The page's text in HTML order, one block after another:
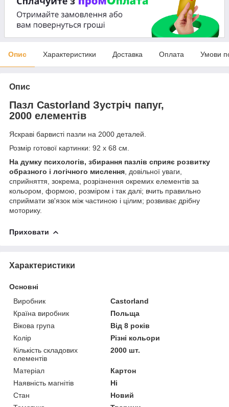
Опис Характеристики Доставка Оплата Умови
Опис
Пазл Castorland Зустріч папуг,
2000 елементів
Яскраві барвисті пазли на 2000 деталей.
Розмір готової картинки: 92 х 68 см.
На думку психологів, збирання пазлів сприяє розвитку
образного і логічного мислення , довільної уваги,
сприйняття, зокрема, розрізнення окремих елементів за
кольором, формою, розміром і так далі; вчить правильно
сприймати зв'язок між частиною і цілим; розвиває дрібну
моторику.
Приховати
Характеристики
Основні
Виробник
Castorland
Країна виробник
Польща
Вікова група
Від 8 років
Колір
Різні кольори
Кількість складових
елементів
2000 шт.
Матеріал
Картон
Наявність магнітів
Ні
Стан
Новий